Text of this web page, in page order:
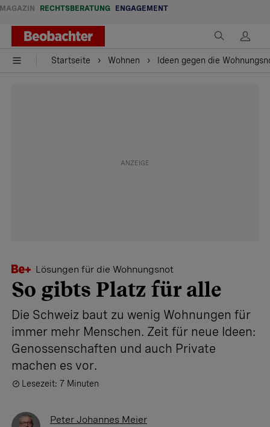
MAGAZIN RECHTSBERATUNG ENGAGEMENT
Startseite Wohnen Ideen gegen die
Lösungen für die Wohnungsnot
So gibts Platz für alle
Die Schweiz baut zu wenig Wohnungen für
immer mehr Menschen. Zeit für neue Ideen:
Genossenschaften und auch Private
machen es vor.
Lesezeit: 7 Minuten
Peter Johannes Meier